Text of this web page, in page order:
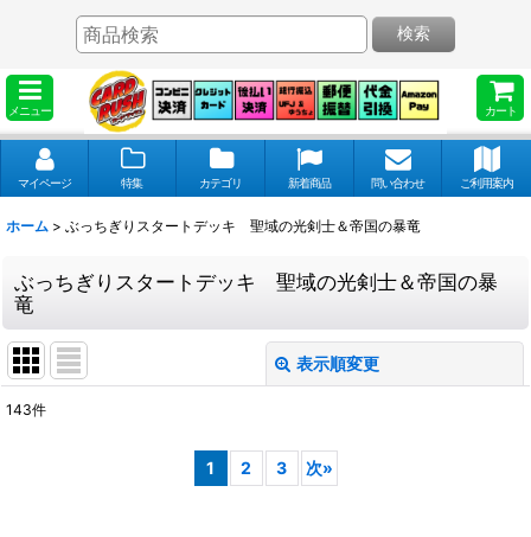
メニュー カート
検索
マイページ 特集 カテゴリ 新着商品 問い合わせ ご利用案内
ホーム > ぶっちぎりスタートデッキ 聖域の光剣士＆帝国の暴竜
ぶっちぎりスタートデッキ 聖域の光剣士＆帝国の暴
竜
表示順変更
143件
1 2 3 次»